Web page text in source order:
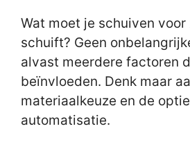
Wat moet je schuiven voor
schuift? Geen
alvast meerdere factoren
beïnvloeden. Denk maar
materiaalkeuze en de
automatisatie.